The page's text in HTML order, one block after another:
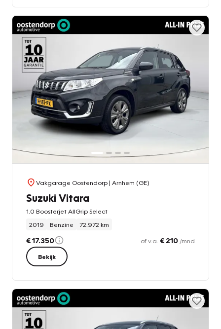
Vakgarage Oostendorp| Arnhem (GE)
Suzuki Vitara
1.0 Boosterjet AllGrip Select
2019
Benzine 72.972 km
€ 17.350 of v.a. € 210 /mnd
Bekijk